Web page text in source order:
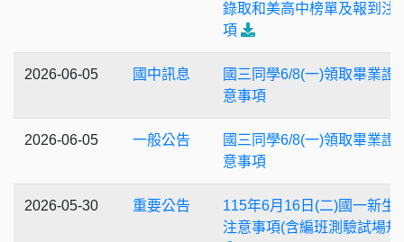
錄取和美高中榜單及報到注
項
2026-06-05 國中訊息
國三同學6/8(一)領取畢業證
意事項
2026-06-05 一般公告
國三同學6/8(一)領取畢業證
意事項
2026-05-30 重要公告
115年6月16日(二)國一新生
注意事項(含編班測驗試場規